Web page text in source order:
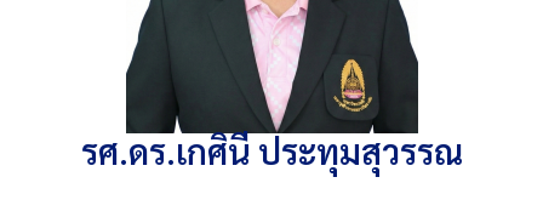
รศ.ดร.เกศินี ประทุมสุวรรณ